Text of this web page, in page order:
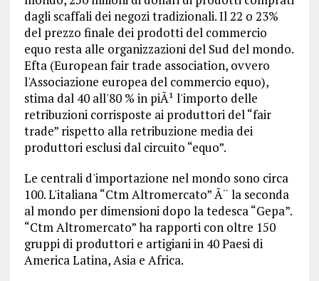
dagli scaffali dei negozi tradizionali. Il 22 o 23%
del prezzo finale dei prodotti del commercio
equo resta alle organizzazioni del Sud del mondo.
Efta (European fair trade association, ovvero
l'Associazione europea del commercio equo),
stima dal 40 all'80 % in piÃ¹ l'importo delle
retribuzioni corrisposte ai produttori del “fair
trade” rispetto alla retribuzione media dei
produttori esclusi dal circuito “equo”.
Le centrali d'importazione nel mondo sono circa
100. L'italiana “Ctm Altromercato” Ã¨ la seconda
al mondo per dimensioni dopo la tedesca “Gepa”.
“Ctm Altromercato” ha rapporti con oltre 150
gruppi di produttori e artigiani in 40 Paesi di
America Latina, Asia e Africa.